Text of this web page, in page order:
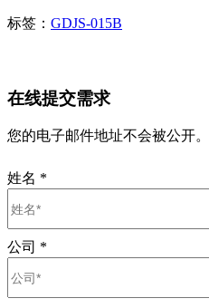
标签： GDJS-015B
在线提交需求
您的电子邮件地址不会被公开
姓名 *
公司 *